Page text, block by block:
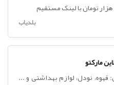
بلدیاب
مارکتو
نودل، لوازم بهداشتی و ...